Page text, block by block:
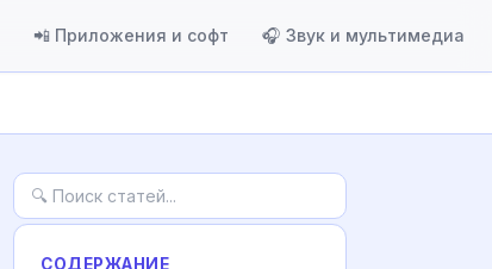
📲 Приложения и софт 🎧 Звук и мультимедиа
СОДЕРЖАНИЕ